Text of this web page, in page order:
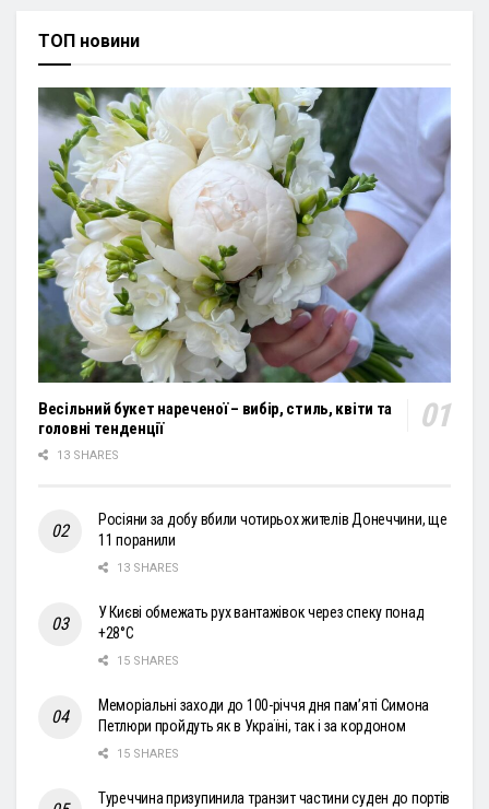
ТОП новини
Весільний букет нареченої – вибір, стиль, квіти та
головні тенденції
13 SHARES
Росіяни за добу вбили чотирьох жителів Донеччини, ще
11 поранили
13 SHARES
У Києві обмежать рух вантажівок через спеку понад
+28°С
15 SHARES
Меморіальні заходи до 100-річчя дня пам’яті Симона
Петлюри пройдуть як в Україні, так і за кордоном
15 SHARES
Туреччина призупинила транзит частини суден до портів